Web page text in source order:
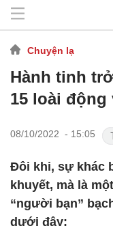
Chuyện lạ
Hành tinh
15 loài động
08/10/2022 - 15:05
Đôi khi, sự khác
khuyết, mà là
“người bạn”
dưới đây: